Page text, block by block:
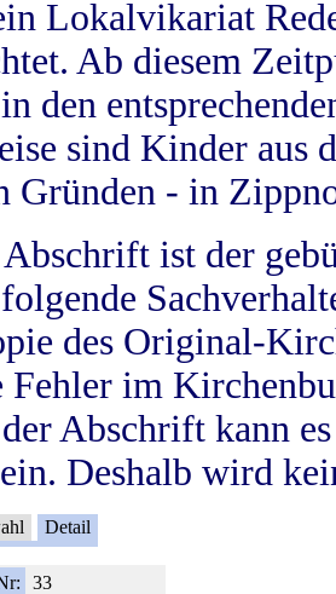
Lokalvikariat
Ab diesem
den
sind Kinder aus
Gründen - in
ist der
des Original-
Fehler im
Abschrift kann
Deshalb wird
Detail
33